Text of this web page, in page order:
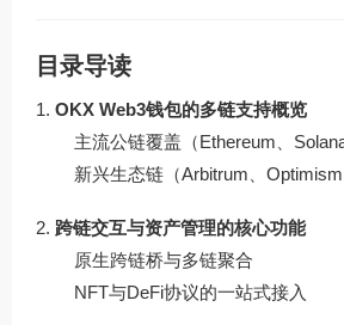
目录导读
OKX Web3钱包的多链支持概览
主流公链覆盖（Ethereum、
新兴生态链（Arbitrum、Optimism
跨链交互与资产管理的核心功能
原生跨链桥与多链聚合
NFT与DeFi协议的一站式接入